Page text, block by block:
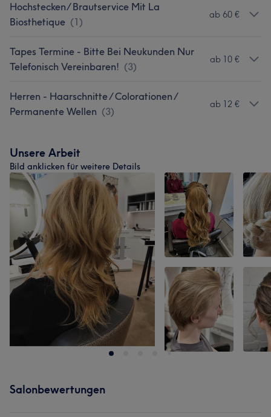
Hochstecken/ Brautservice Mit La
Biosthetique (1)
ab 60 €
Tapes Termine - Bitte Bei Neukunden Nur
Telefonisch Vereinbaren! (3)
ab 10 €
Herren - Haarschnitte / Colorationen /
Permanente Wellen (3)
ab 12 €
Unsere Arbeit
Bild anklicken für weitere Details
Salonbewertungen